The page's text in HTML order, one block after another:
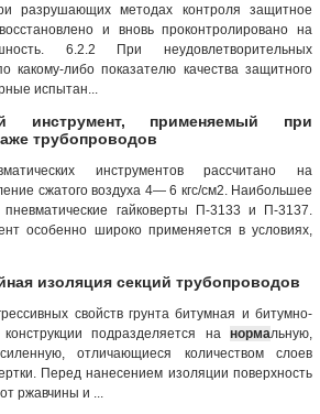
разрушающих методах контроля защитное
и вновь проконтролировано на
6.2.2 При неудовлетворительных
какому-либо показателю качества защитного
испытан...
инструмент, применяемый при
трубопроводов
инструментов рассчитано на
сжатого воздуха 4— 6 кгс/см2. Наибольшее
пневматические гайковерты П-3133 и П-3137.
особенно широко применяется в условиях,
изоляция секций трубопроводов
свойств грунта битумная и битумно-
подразделяется на нормальную,
отличающиеся количеством слоев
Перед нанесением изоляции поверхность
ржавчины и ...